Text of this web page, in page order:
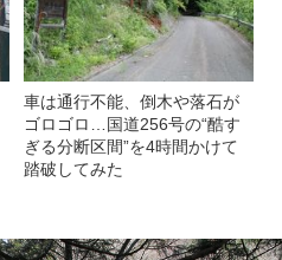
車は通行不能、倒木や落石が
ゴロゴロ…国道256号の“酷す
ぎる分断区間”を4時間かけて
踏破してみた